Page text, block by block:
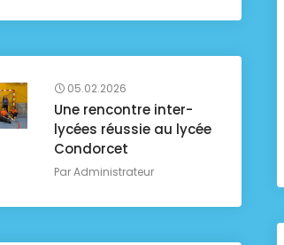
05.02.2026
Une rencontre inter-
lycées réussie au lycée
Condorcet
ParAdministrateur